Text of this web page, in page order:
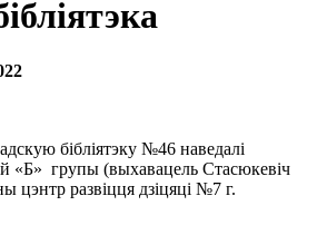
бібліятэку №46 наведалі
«Б» групы (выхавацель Стасюкевіч
развіцця дзіцяці №7 г.